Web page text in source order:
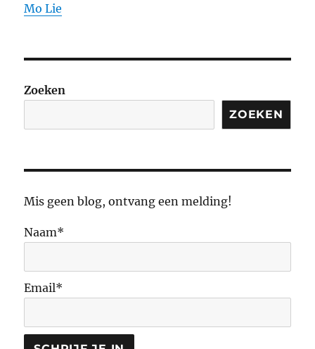
Mo Lie
Zoeken
ZOEKEN
Mis geen blog, ontvang een melding!
Naam*
Email*